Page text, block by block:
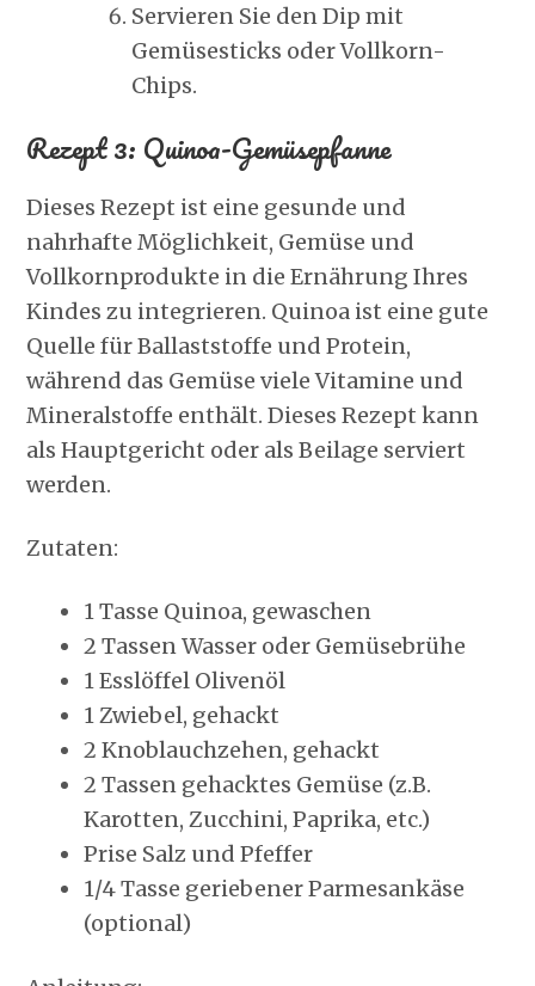
Servieren Sie den Dip mit
Gemüsesticks oder Vollkorn-
Chips.
Rezept 3: Quinoa-Gemüsepfanne
Dieses Rezept ist eine gesunde und
nahrhafte Möglichkeit, Gemüse und
Vollkornprodukte in die Ernährung Ihres
Kindes zu integrieren. Quinoa ist eine gute
Quelle für Ballaststoffe und Protein,
während das Gemüse viele Vitamine und
Mineralstoffe enthält. Dieses Rezept kann
als Hauptgericht oder als Beilage serviert
werden.
Zutaten:
1 Tasse Quinoa, gewaschen
2 Tassen Wasser oder Gemüsebrühe
1 Esslöffel Olivenöl
1 Zwiebel, gehackt
2 Knoblauchzehen, gehackt
2 Tassen gehacktes Gemüse (z.B.
Karotten, Zucchini, Paprika, etc.)
Prise Salz und Pfeffer
1/4 Tasse geriebener Parmesankäse
(optional)